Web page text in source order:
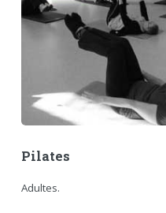
Pilates
Adultes.